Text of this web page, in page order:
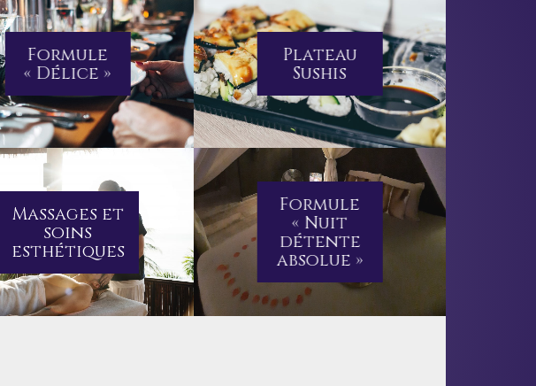
Formule
« Délice »
Plateau
Sushis
Massages et
soins
esthétiques
Formule
« Nuit
détente
absolue »